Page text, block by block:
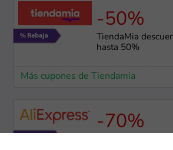
-50%
TiendaMia
hasta 50%
Más cupones de Tiendamia
-70%